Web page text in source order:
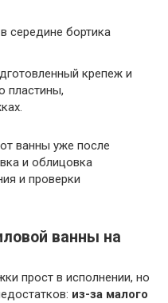
середине бортика
крепеж и
пластины,
ванны уже после
и облицовка
и проверки
ванны на
прост в исполнении, но
из-за малого